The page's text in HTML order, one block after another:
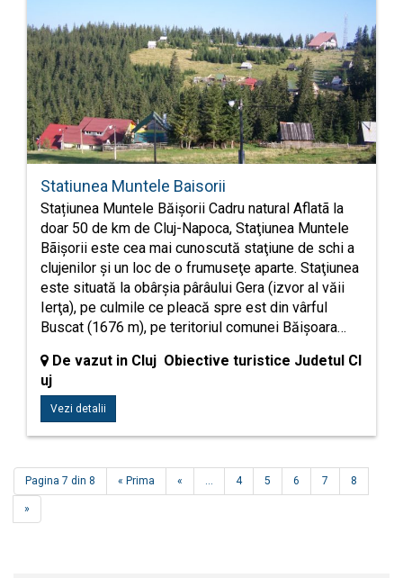
Statiunea Muntele Baisorii
Stațiunea Muntele Băișorii Cadru natural Aflatã la
doar 50 de km de Cluj-Napoca, Staţiunea Muntele
Bãişorii este cea mai cunoscută staţiune de schi a
clujenilor şi un loc de o frumuseţe aparte. Staţiunea
este situată la obârşia pârâului Gera (izvor al văii
Ierţa), pe culmile ce pleacă spre est din vârful
Buscat (1676 m), pe teritoriul comunei Băişoara…
De vazut in Cluj Obiective turistice Judetul Cl
uj
Vezi detalii
Pagina 7 din 8 « Prima « ... 4 5 6 7 8
»